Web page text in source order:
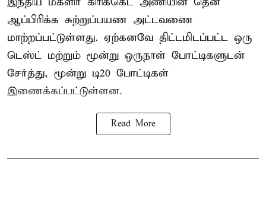
ஆப்பிரிக்க சுற்றுப்பயண அட்டவணை
மாற்றப்பட்டுள்ளது. ஏற்கனவே திட்டமிடப்பட்ட ஒரு
டெஸ்ட் மற்றும் மூன்று ஒருநாள் போட்டிகளுடன்
சேர்த்து, மூன்று டி20 போட்டிகள்
இணைக்கப்பட்டுள்ளன.
Read More